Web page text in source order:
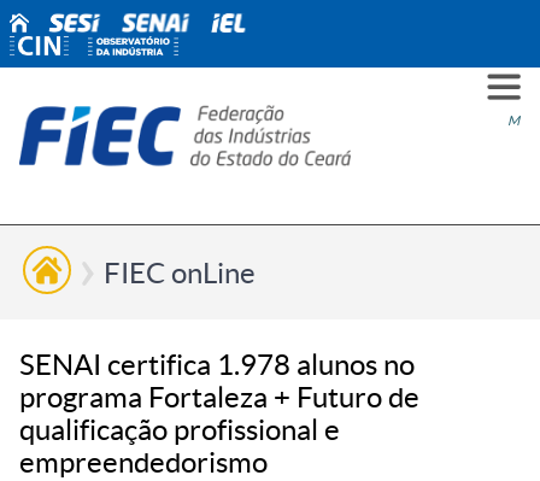
Menu
VOCÊ
ESG
NÓS
FIEC onLine
SENAI certifica 1.978 alunos no
programa Fortaleza + Futuro de
qualificação profissional e
empreendedorismo